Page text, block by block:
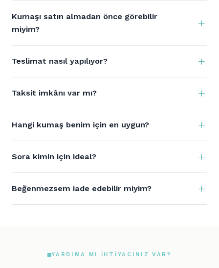
Kumaşı satın almadan önce görebilir
miyim?
Teslimat nasıl yapılıyor?
Taksit imkânı var mı?
Hangi kumaş benim için en uygun?
Sora kimin için ideal?
Beğenmezsem iade edebilir miyim?
YARDIMA MI IHTIYACINIZ VAR?